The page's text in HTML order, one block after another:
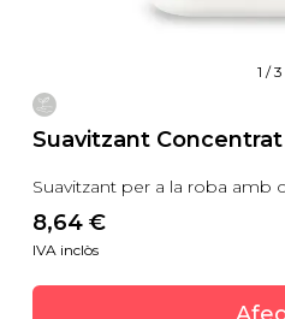
1 /3
Suavitzant Concentrat
Suavitzant per a la roba amb
8,64 €
IVA inclòs